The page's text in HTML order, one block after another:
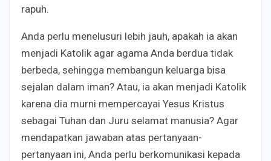
rapuh.
Anda perlu menelusuri lebih jauh, apakah ia akan
menjadi Katolik agar agama Anda berdua tidak
berbeda, sehingga membangun keluarga bisa
sejalan dalam iman? Atau, ia akan menjadi Katolik
karena dia murni mempercayai Yesus Kristus
sebagai Tuhan dan Juru selamat manusia? Agar
mendapatkan jawaban atas pertanyaan-
pertanyaan ini, Anda perlu berkomunikasi kepada